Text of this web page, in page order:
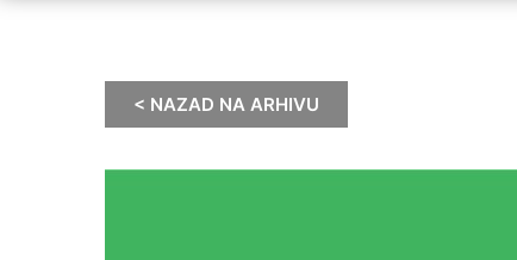
< NAZAD NA ARHIVU